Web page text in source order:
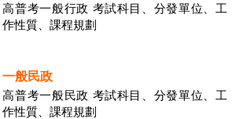
高普考一般行政 考試科目、分發單位、工
作性質、課程規劃
一般民政
高普考一般民政 考試科目、分發單位、工
作性質、課程規劃